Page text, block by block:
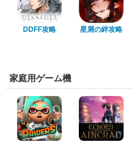
DDFF攻略 星屑の絆攻略
家庭用ゲーム機